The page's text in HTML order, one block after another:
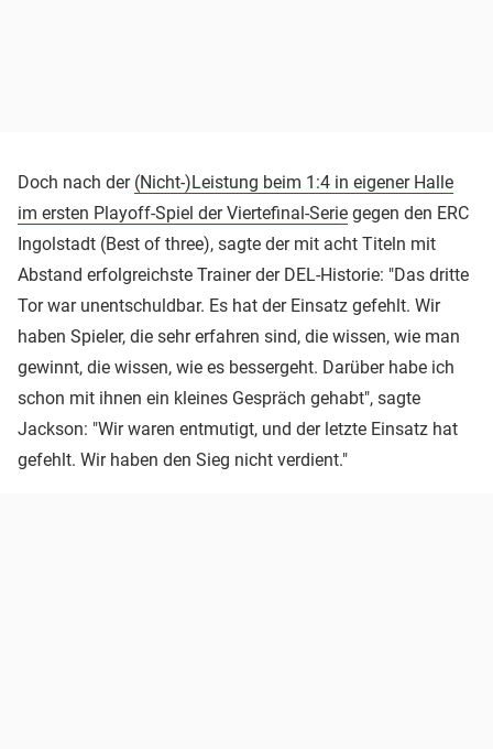
Doch nach der (Nicht-)Leistung beim 1:4 in eigener Halle
im ersten Playoff-Spiel der Viertefinal-Serie gegen den ERC
Ingolstadt (Best of three), sagte der mit acht Titeln mit
Abstand erfolgreichste Trainer der DEL-Historie: "Das dritte
Tor war unentschuldbar. Es hat der Einsatz gefehlt. Wir
haben Spieler, die sehr erfahren sind, die wissen, wie man
gewinnt, die wissen, wie es bessergeht. Darüber habe ich
schon mit ihnen ein kleines Gespräch gehabt", sagte
Jackson: "Wir waren entmutigt, und der letzte Einsatz hat
gefehlt. Wir haben den Sieg nicht verdient."